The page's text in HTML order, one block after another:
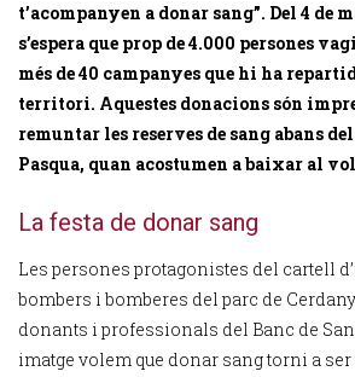
t’acompanyen a donar sang”. Del 4 de
s’espera que prop de 4.000 persones
més de 40 campanyes que hi ha
territori. Aquestes donacions són
remuntar les reserves de sang abans
Pasqua, quan acostumen a baixar al
La festa de donar sang
Les persones protagonistes del cartell
bombers i bomberes del parc de
donants i professionals del Banc de
imatge volem que donar sang torni a ser